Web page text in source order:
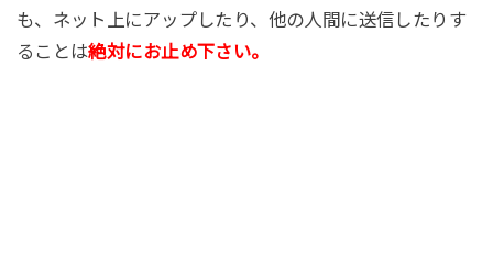
も、ネット上にアップしたり、他の人間に送信したりす
ることは絶対にお止め下さい。